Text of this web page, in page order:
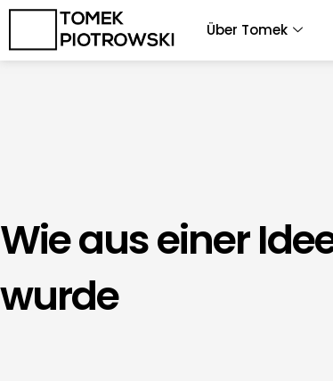
Zum
springen
Über Tomek
Wie aus einer
wurde